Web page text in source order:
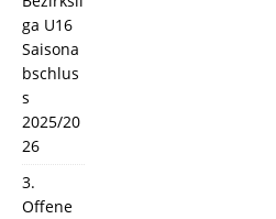
ga U16
Saisona
bschlus
s
2025/20
26
3.
Offene